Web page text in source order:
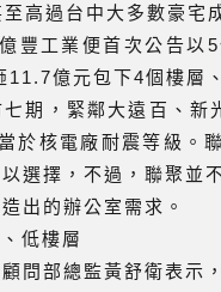
高過台中大多數豪宅
豐工業便首次公告以
11.7億元包下4個樓層
期，緊鄰大遠百、
於核電廠耐震等級。
選擇，不過，聯聚並
出的辦公室需求。
低樓層
問部總監黃舒衛表示